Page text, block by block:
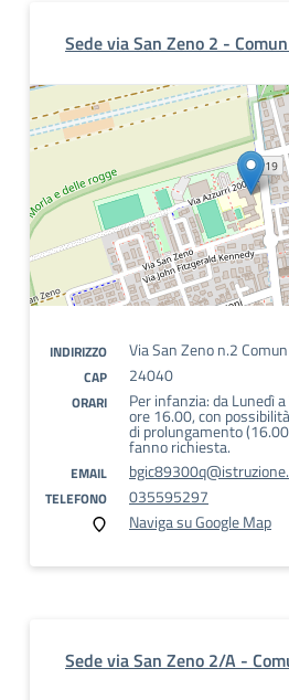
Sede via San Zeno 2 -
INDIRIZZO Via San Zeno n.2
CAP 24040
ORARI Per infanzia: da Lunedì
ore 16.00, con
di prolungamento
fanno richiesta.
EMAIL
TELEFONO
035595297
Naviga su Google Map
Sede via San Zeno 2/A -